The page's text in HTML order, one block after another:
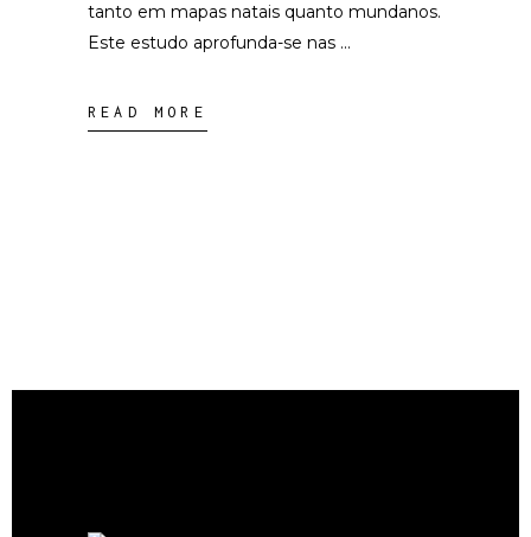
tanto em mapas natais quanto mundanos.
Este estudo aprofunda-se nas
READ MORE